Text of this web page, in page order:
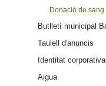
Donació de sang
Butlletí municipal
Taulell d'anuncis
Identitat
Aigua